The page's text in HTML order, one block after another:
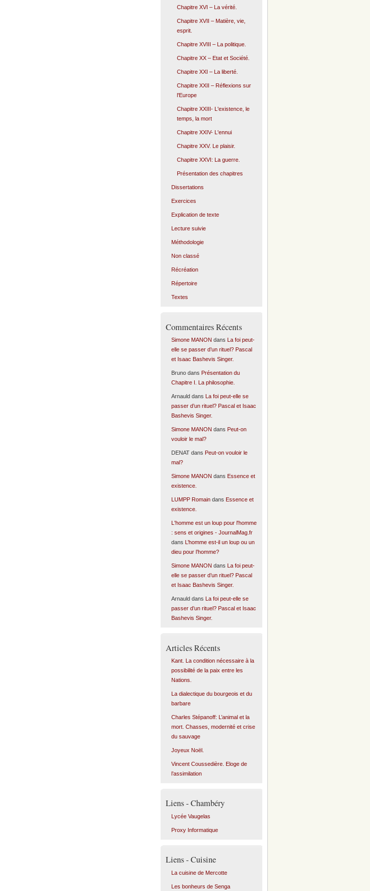
Chapitre XVI – La vérité.
Chapitre XVII – Matière, vie,
esprit.
Chapitre XVIII – La politique.
Chapitre XX – Etat et Société.
Chapitre XXI – La liberté.
Chapitre XXII – Réflexions sur
l'Europe
Chapitre XXIII- L'existence, le
temps, la mort
Chapitre XXIV- L'ennui
Chapitre XXV. Le plaisir.
Chapitre XXVI: La guerre.
Présentation des chapitres
Dissertations
Exercices
Explication de texte
Lecture suivie
Méthodologie
Non classé
Récréation
Répertoire
Textes
Commentaires Récents
Simone MANON dans
La foi peut-
elle se passer d’un rituel? Pascal
et Isaac Bashevis Singer.
Brunodans Présentation du
Chapitre I. La philosophie.
Arnauld dans
La foi peut-elle se
passer d’un rituel? Pascal et Isaac
Bashevis Singer.
Simone MANON dans Peut-on
vouloir le mal?
DENATdans Peut-on vouloir le
mal?
Simone MANON dans Essence et
existence.
LUMPP Romaindans Essence et
existence.
L'homme est un loup pour l'homme
: sens et origines - JournalMag.fr
dans
L’homme est-il un loup ou un
dieu pour l’homme?
Simone MANON dans
La foi peut-
elle se passer d’un rituel? Pascal
et Isaac Bashevis Singer.
Arnauld dans
La foi peut-elle se
passer d’un rituel? Pascal et Isaac
Bashevis Singer.
Articles Récents
Kant. La condition nécessaire à la
possibilité de la paix entre les
Nations.
La dialectique du bourgeois et du
barbare
Charles Stépanoff: L’animal et la
mort. Chasses, modernité et crise
du sauvage
Joyeux Noël.
Vincent Coussedière. Eloge de
l’assimilation
Liens - Chambéry
Lycée Vaugelas
Proxy Informatique
Liens - Cuisine
La cuisine de Mercotte
Les bonheurs de Senga